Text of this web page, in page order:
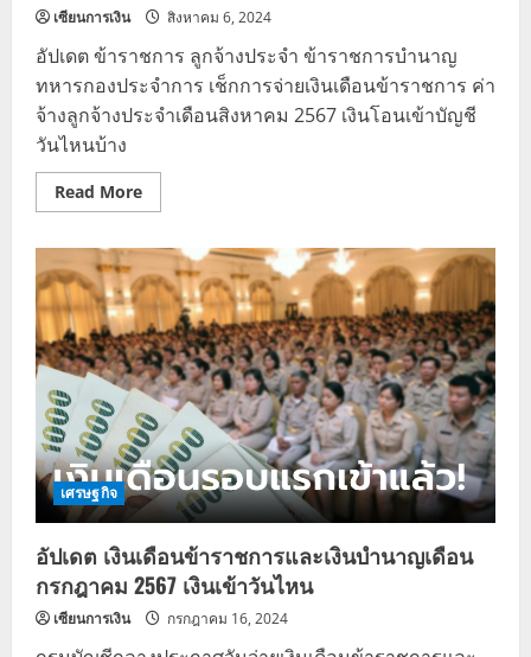
เซียนการเงิน สิงหาคม 6, 2024
อัปเดต ข้าราชการ ลูกจ้างประจำ ข้าราชการบำนาญ
ทหารกองประจำการ เช็กการจ่ายเงินเดือนข้าราชการ ค่า
จ้างลูกจ้างประจำเดือนสิงหาคม 2567 เงินโอนเข้าบัญชี
วันไหนบ้าง
Read MoreRead
more
เดือน
ข้าราชการ
เดือน
สิงหาคม
2567
เศรษฐกิจ
อัปเดต เงินเดือนข้าราชการและเงินบำนาญเดือน
กรกฎาคม 2567 เงินเข้าวันไหน
เซียนการเงิน กรกฎาคม 16, 2024